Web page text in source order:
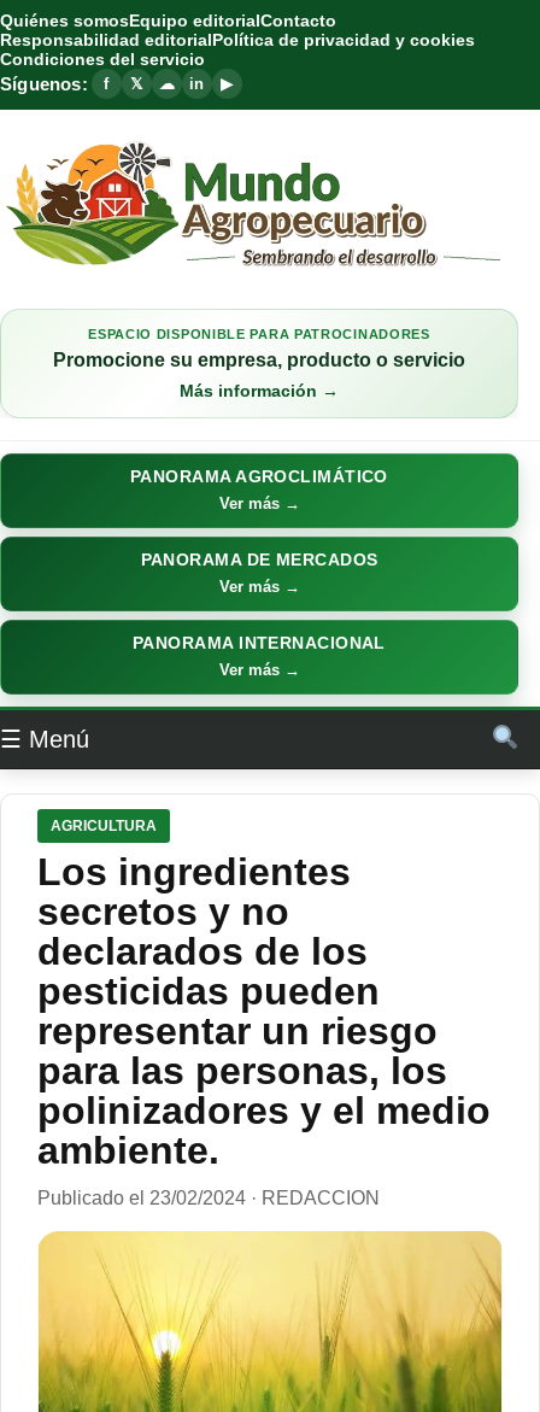
Quiénes somosEquipo editorialContacto
Responsabilidad editorialPolítica de privacidad y cookies
Condiciones del servicio
Síguenos: f 𝕏 ☁ in ▶
ESPACIO DISPONIBLE PARA PATROCINADORES
Promocione su empresa, producto o servicio
Más información →
PANORAMA AGROCLIMÁTICO
Ver más →
PANORAMA DE MERCADOS
Ver más →
PANORAMA INTERNACIONAL
Ver más →
☰ Menú
AGRICULTURA
Los ingredientes
secretos y no
declarados de los
pesticidas pueden
representar un riesgo
para las personas, los
polinizadores y el medio
ambiente.
Publicado el 23/02/2024 · REDACCION